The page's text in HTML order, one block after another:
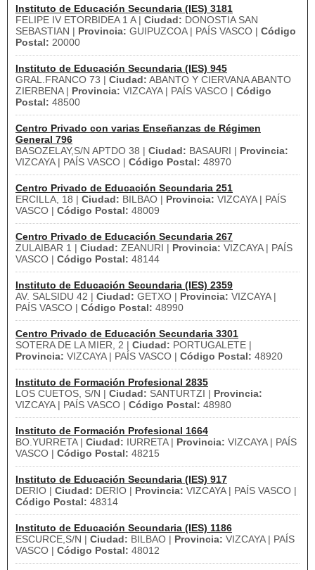
Instituto de Educación Secundaria (IES) 3181
FELIPE IV ETORBIDEA 1 A | Ciudad: DONOSTIA SAN
SEBASTIAN | Provincia: GUIPUZCOA | PAÍS VASCO | Código
Postal: 20000
Instituto de Educación Secundaria (IES) 945
GRAL.FRANCO 73 | Ciudad: ABANTO Y CIERVANA ABANTO
ZIERBENA | Provincia: VIZCAYA | PAÍS VASCO | Código
Postal: 48500
Centro Privado con varias Enseñanzas de Régimen
General 796
BASOZELAY,S/N APTDO 38 | Ciudad: BASAURI | Provincia:
VIZCAYA | PAÍS VASCO | Código Postal: 48970
Centro Privado de Educación Secundaria 251
ERCILLA, 18 | Ciudad: BILBAO | Provincia: VIZCAYA | PAÍS
VASCO | Código Postal: 48009
Centro Privado de Educación Secundaria 267
ZULAIBAR 1 | Ciudad: ZEANURI | Provincia: VIZCAYA | PAÍS
VASCO | Código Postal: 48144
Instituto de Educación Secundaria (IES) 2359
AV. SALSIDU 42 | Ciudad: GETXO | Provincia: VIZCAYA |
PAÍS VASCO | Código Postal: 48990
Centro Privado de Educación Secundaria 3301
SOTERA DE LA MIER, 2 | Ciudad: PORTUGALETE |
Provincia: VIZCAYA | PAÍS VASCO | Código Postal: 48920
Instituto de Formación Profesional 2835
LOS CUETOS, S/N | Ciudad: SANTURTZI | Provincia:
VIZCAYA | PAÍS VASCO | Código Postal: 48980
Instituto de Formación Profesional 1664
BO.YURRETA | Ciudad: IURRETA | Provincia: VIZCAYA | PAÍS
VASCO | Código Postal: 48215
Instituto de Educación Secundaria (IES) 917
DERIO | Ciudad: DERIO | Provincia: VIZCAYA | PAÍS VASCO |
Código Postal: 48314
Instituto de Educación Secundaria (IES) 1186
ESCURCE,S/N | Ciudad: BILBAO | Provincia: VIZCAYA | PAÍS
VASCO | Código Postal: 48012